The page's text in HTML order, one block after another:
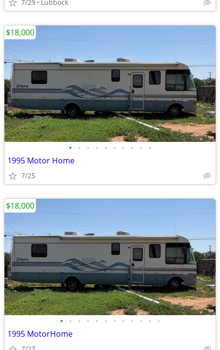
7/29 Lubbock
• • • • • • • • • •
1995 Motor Home
7/25
$18,000
• • • • • • • • • • • •
1995 MotorHome
$18,000